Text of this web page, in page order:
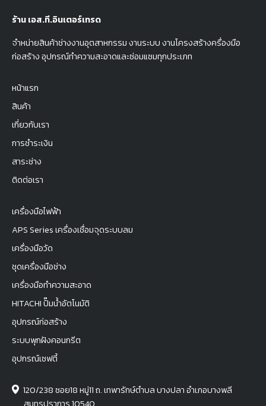
ร้าน เอส.ที.อินเตอร์เทรด
จำหน่ายสินค้าช่างงานอุตสาหกรรม งานระบบ งานโครงสร้างครื่องมือ
ก่อสร้าง อุปกรณ์ทำความสะอาดและซ่อมแซมทุกประเภท
หน้าแรก
สินค้า
เกี่ยวกับเรา
การชำระเงิน
สาระช่าง
ติดต่อเรา
เครื่องมือไฟฟ้า
APS Series เครื่องเชื่อมจุดระบบลม
เครื่องมือวัด
ชุดเครื่องมือช่าง
เครื่องมือทำความสะอาด
HITACHI ปั๊มน้ำอัตโนมัติ
อุปกรณ์ก่อสร้าง
ระบบพุกฝังคอนกรีต
อุปกรณ์เซฟตี้
120/238 ซอย18 หมู่11 ถ. เทพารักษ์ตำบล บางปลา อำเภอบางพลี